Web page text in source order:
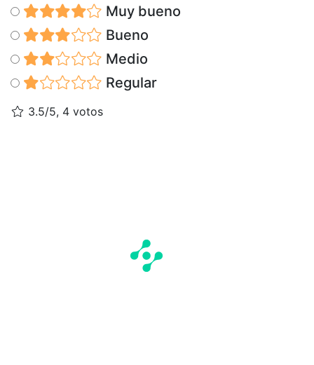
Muy bueno
Bueno
Medio
Regular
3.5/5, 4 votos